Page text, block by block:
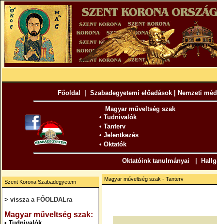
Főoldal Szabadegyetemi előadások| Nemzeti
Magyar műveltség szak
• Tudnivalók
• Tanterv
• Jelentkezés
• Oktatók
Oktatóink tanulmányai
Szent Korona Szabadegyetem
> vissza a FŐOLDALra
Magyar műveltség szak:
Magyar műveltség szak - Tanterv